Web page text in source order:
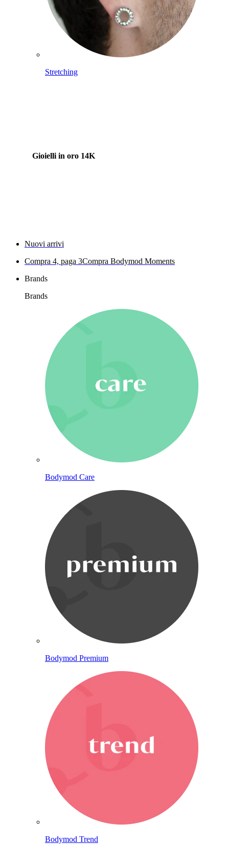
Stretching
Gioielli in oro 14K
Nuovi arrivi
Compra 4, paga 3Compra Bodymod Moments
Brands
Brands
Bodymod Care
Bodymod Premium
Bodymod Trend